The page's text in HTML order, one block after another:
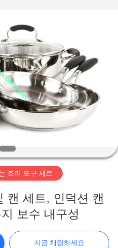
조리 도구 세트
캔 세트, 인덕션 캔
보수 내구성
지금 채팅하세요